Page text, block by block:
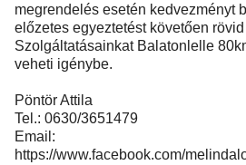
megrendelés esetén kedvezményt
előzetes egyeztetést követően
Szolgáltatásainkat Balatonlelle
veheti igénybe.
Pöntör Attila
Tel.: 0630/3651479
Email:
https://www.facebook.com/